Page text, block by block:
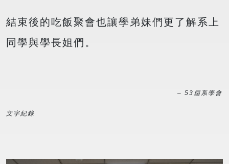
結束後的吃飯聚會也讓學弟妹們更了解系上
同學與學長姐們。
– 53屆系學會
文字紀錄